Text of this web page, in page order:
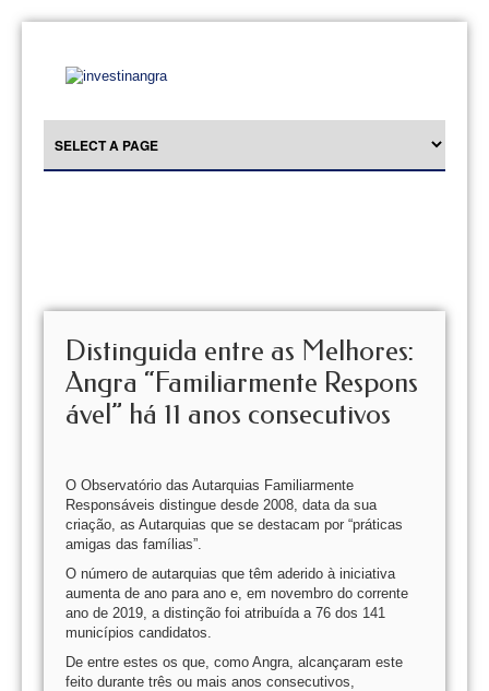
Distinguida entre as Melhores:
Angra “Familiarmente Respons
ável” há 11 anos consecutivos
O Observatório das Autarquias Familiarmente
Responsáveis distingue desde 2008, data da sua
criação, as Autarquias que se destacam por “práticas
amigas das famílias”.
O número de autarquias que têm aderido à iniciativa
aumenta de ano para ano e, em novembro do corrente
ano de 2019, a distinção foi atribuída a 76 dos 141
municípios candidatos.
De entre estes os que, como Angra, alcançaram este
feito durante três ou mais anos consecutivos,